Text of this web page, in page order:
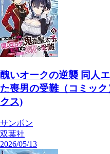
醜いオークの逆襲 同人
た喪男の受難（コミッ
クス)
サンボン
双葉社
2026/05/13